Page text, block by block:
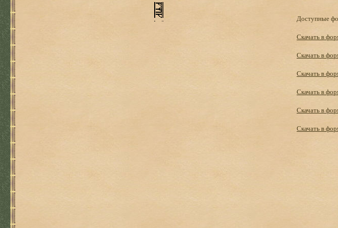
Доступные
Скачать в
Скачать в
Скачать в
Скачать в
Скачать в
Скачать в